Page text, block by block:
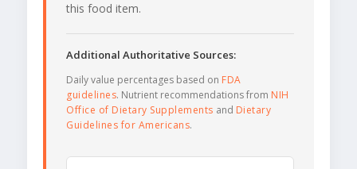
this food item.
Additional Authoritative Sources:
Daily value percentages based on FDA
guidelines. Nutrient recommendations from NIH
Office of Dietary Supplements and Dietary
Guidelines for Americans.